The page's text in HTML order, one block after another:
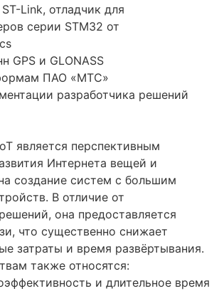
Link, отладчик для
серии STM32 от
GPS и GLONASS
ПАО «МТС»
разработчика решений
является перспективным
Интернета вещей и
создание систем с большим
В отличие от
она предоставляется
что существенно снижает
затраты и время развёртывания.
также относятся:
и длительное время